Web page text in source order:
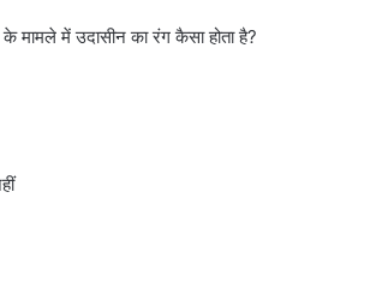
मामले में उदासीन का रंग कैसा होता है?